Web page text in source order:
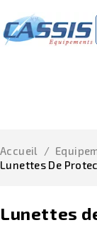
Lunettes
Accueil /
Lunettes De